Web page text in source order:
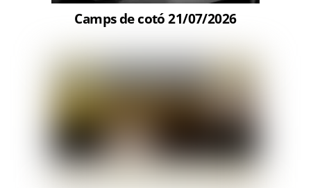
Camps de cotó 21/07/2026